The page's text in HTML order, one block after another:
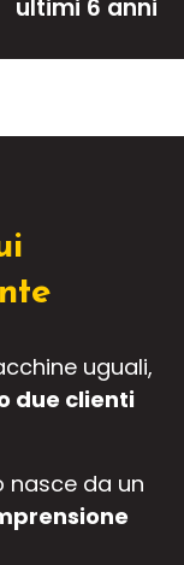
ultimi 6 anni
uguali,
due clienti
nasce da un